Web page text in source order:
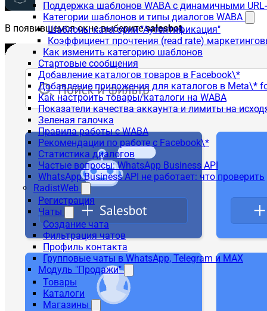
Поддержка шаблонов WABA с динамичными
Категории шаблонов и типы диалогов WABA
Шаблоны категории "Аутентификация"
Коэффициент прочтения (read rate)
Как изменить категорию шаблонов
Стартовые сообщения
Добавление каталогов товаров в Facebook\*
Добавление приложения для каталогов в Meta\*
Как настроить товары/каталоги на WABA
Показатели качества аккаунта и лимиты на
Зеленая галочка
Правила работы с WABA
Рекомендации по работе с Facebook\*
Статистика диалогов
Частые вопросы: WhatsApp Business API
WhatsApp Business API не работает: что проверить
RadistWeb
Регистрация
Чаты
Создание чата
Фильтрация чатов
Профиль контакта
Групповые чаты в WhatsApp, Telegram и MAX
Модуль "Продажи"
Товары
Каталоги
Магазины
В появившемся окне выберитеsalesbot.